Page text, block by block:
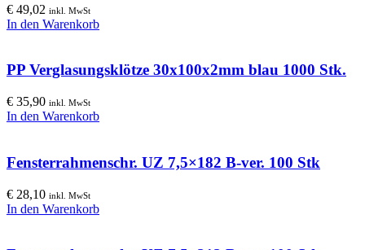
€ 49,02 inkl. MwSt
In den Warenkorb
PP Verglasungsklötze 30x100x2mm blau 1000 Stk.
€ 35,90 inkl. MwSt
In den Warenkorb
Fensterrahmenschr. UZ 7,5×182 B-ver. 100 Stk
€ 28,10 inkl. MwSt
In den Warenkorb